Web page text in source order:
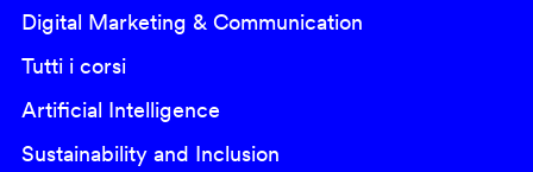
Digital Marketing & Communication
Tutti i corsi
Artificial Intelligence
Sustainability and Inclusion